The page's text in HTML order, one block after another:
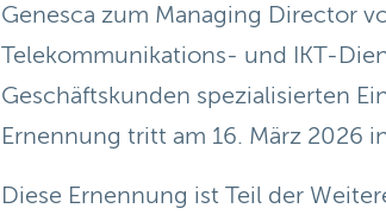
Genesca zum Managing Director
Telekommunikations- und IKT-
Geschäftskunden spezialisierten
Ernennung tritt am 16. März 2026
Diese Ernennung ist Teil der